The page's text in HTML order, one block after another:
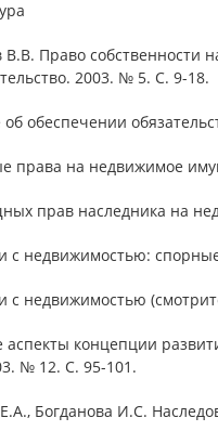
Право собственности
2003. № 5. С. 9-18.
обеспечении
права на недвижимое
прав наследника на
с недвижимостью:
с недвижимостью
концепции
№ 12. С. 95-101.
Богданова И.С.